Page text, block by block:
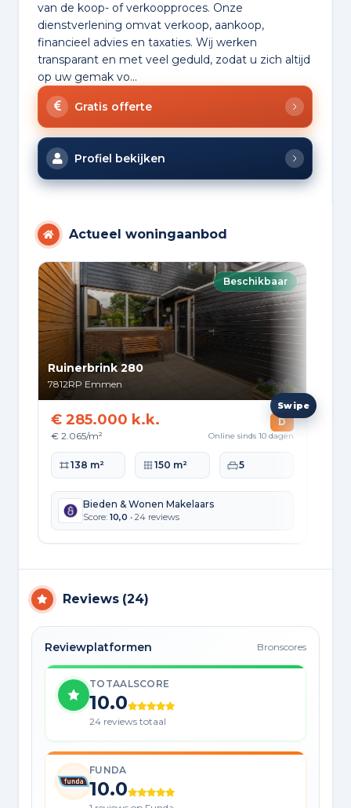
van de koop- of verkoopproces. Onze
dienstverlening omvat verkoop, aankoop,
financieel advies en taxaties. Wij werken
transparant en met veel geduld, zodat u zich altijd
op uw gemak vo...
Gratis offerte
Profiel bekijken
Actueel woningaanbod
Beschikbaar
Ruinerbrink 280
7812RP Emmen
€ 285.000 k.k.
€ 2.065/m²
D
Online sinds 10 dagen
Woonoppervlakte
138 m² Perceeloppervlakte
150 m² Slaapkamers
5
Bieden & Wonen Makelaars
Score: 10,0 • 24 reviews
Reviews (24)
Reviewplatformen Bronscores
TOTAALSCORE
10.0
24 reviews totaal
FUNDA
10.0